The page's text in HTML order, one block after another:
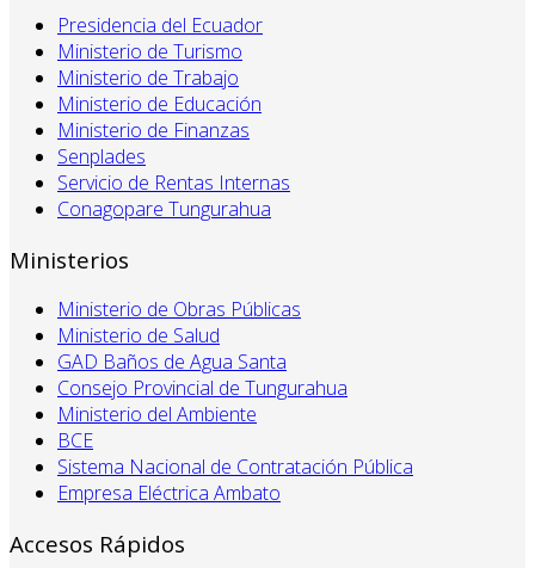
Presidencia del Ecuador
Ministerio de Turismo
Ministerio de Trabajo
Ministerio de Educación
Ministerio de Finanzas
Senplades
Servicio de Rentas Internas
Conagopare Tungurahua
Ministerios
Ministerio de Obras Públicas
Ministerio de Salud
GAD Baños de Agua Santa
Consejo Provincial de Tungurahua
Ministerio del Ambiente
BCE
Sistema Nacional de Contratación Pública
Empresa Eléctrica Ambato
Accesos Rápidos